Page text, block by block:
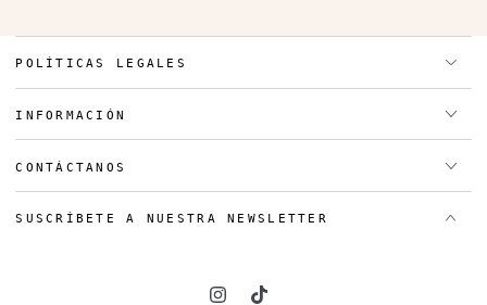
POLÍTICAS LEGALES
INFORMACIÓN
CONTÁCTANOS
SUSCRÍBETE A NUESTRA NEWSLETTER